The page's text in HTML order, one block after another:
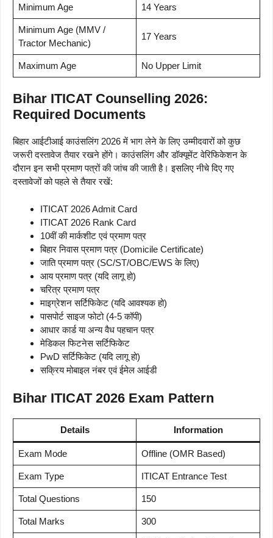
Minimum Age 14 Years
Minimum Age (MMV /
Tractor Mechanic)
17 Years
Maximum Age No Upper Limit
Bihar ITICAT Counselling 2026:
Required Documents
बिहार आईटीआई काउंसलिंग 2026 में भाग लेने के लिए उम्मीदवारों को कुछ
जरूरी दस्तावेज तैयार रखने होंगे। काउंसलिंग और डॉक्यूमेंट वेरिफिकेशन के
दौरान इन सभी प्रमाण पत्रों की जांच की जाती है। इसलिए नीचे दिए गए
दस्तावेजों को पहले से तैयार रखें:
ITICAT 2026 Admit Card
ITICAT 2026 Rank Card
10वीं की मार्कशीट एवं प्रमाण पत्र
बिहार निवास प्रमाण पत्र (Domicile Certificate)
जाति प्रमाण पत्र (SC/ST/OBC/EWS के लिए)
आय प्रमाण पत्र (यदि लागू हो)
चरित्र प्रमाण पत्र
माइग्रेशन सर्टिफिकेट (यदि आवश्यक हो)
पासपोर्ट साइज फोटो (4-5 कॉपी)
आधार कार्ड या अन्य वैध पहचान पत्र
मेडिकल फिटनेस सर्टिफिकेट
PwD सर्टिफिकेट (यदि लागू हो)
सक्रिय मोबाइल नंबर एवं ईमेल आईडी
Bihar ITICAT 2026 Exam Pattern
Details Information
Exam Mode Offline (OMR Based)
Exam Type ITICAT Entrance Test
Total Questions 150
Total Marks 300